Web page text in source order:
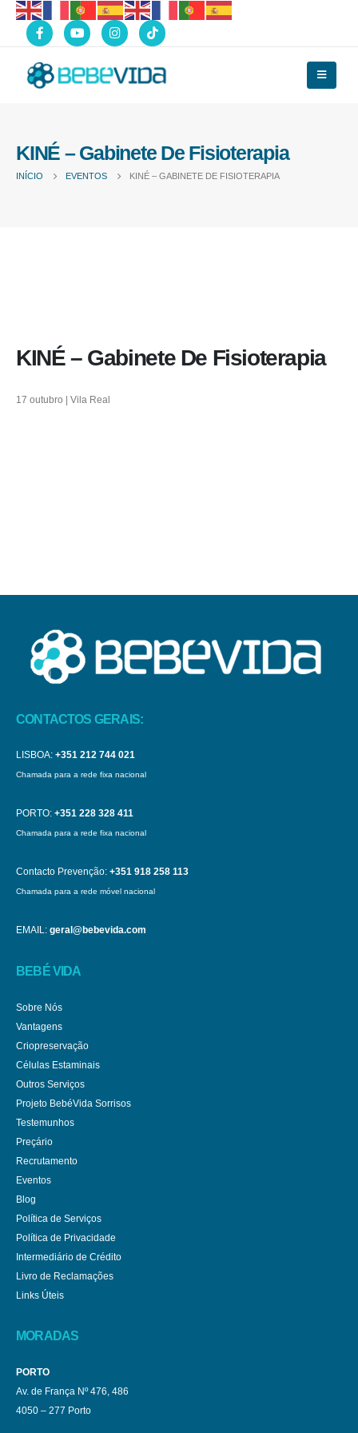
KINÉ – Gabinete De Fisioterapia
INÍCIO EVENTOS KINÉ – GABINETE DE FISIOTERAPIA
KINÉ – Gabinete De Fisioterapia
17 outubro | Vila Real
CONTACTOS GERAIS:
LISBOA: +351 212 744 021
Chamada para a rede fixa nacional
PORTO: +351 228 328 411
Chamada para a rede fixa nacional
Contacto Prevenção: +351 918 258 113
Chamada para a rede móvel nacional
EMAIL: geral@bebevida.com
BEBÉ VIDA
Sobre Nós
Vantagens
Criopreservação
Células Estaminais
Outros Serviços
Projeto BebéVida Sorrisos
Testemunhos
Preçário
Recrutamento
Eventos
Blog
Política de Serviços
Política de Privacidade
Intermediário de Crédito
Livro de Reclamações
Links Úteis
MORADAS
PORTO
Av. de França Nº 476, 486
4050 – 277 Porto